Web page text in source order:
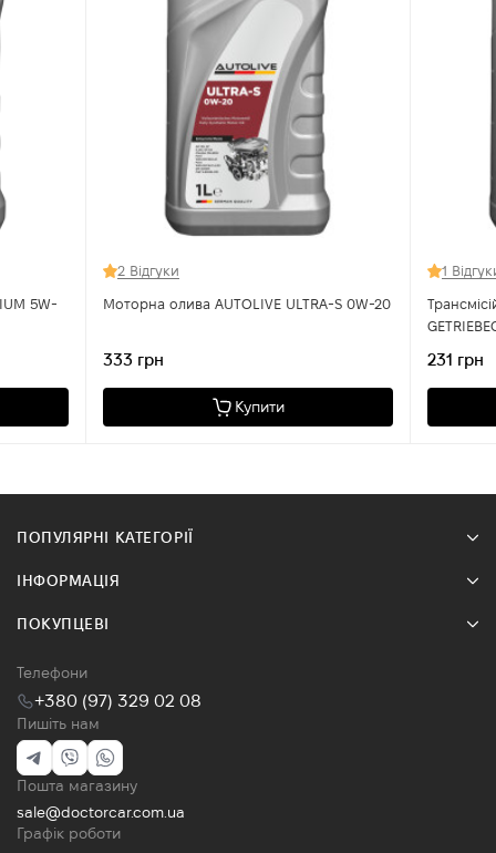
5W-
2 Відгуки
Моторна олива AUTOLIVE ULTRA-S 0W-20
333 грн
Купити
1
231 грн
ПОПУЛЯРНІ КАТЕГОРІЇ
ІНФОРМАЦІЯ
ПОКУПЦЕВІ
Телефони
+380 (97) 329 02 08
Пишіть нам
Пошта магазину
sale@doctorcar.com.ua
Графік роботи